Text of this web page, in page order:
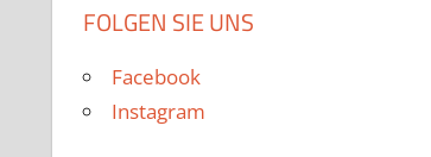
FOLGEN SIE UNS
Facebook
Instagram